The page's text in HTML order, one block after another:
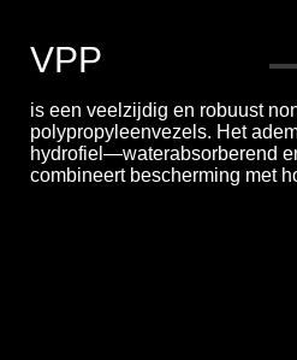
VPP
is een veelzijdig en robuust
polypropyleenvezels. Het
hydrofiel—waterabsorberend
combineert bescherming met